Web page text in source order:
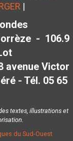
|
- 106.9
avenue Victor
- Tél. 05 65
textes, illustrations et
du Sud-Ouest